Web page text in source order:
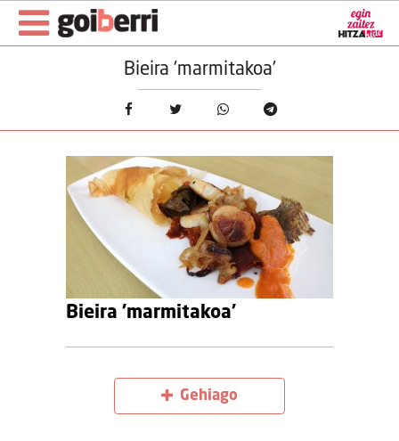
Bieira 'marmitakoa'
Bieira 'marmitakoa'
Gehiago